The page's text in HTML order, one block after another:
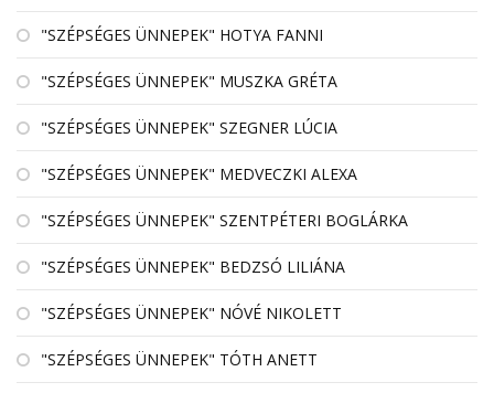
"SZÉPSÉGES ÜNNEPEK" HOTYA FANNI
"SZÉPSÉGES ÜNNEPEK" MUSZKA GRÉTA
"SZÉPSÉGES ÜNNEPEK" SZEGNER LÚCIA
"SZÉPSÉGES ÜNNEPEK" MEDVECZKI ALEXA
"SZÉPSÉGES ÜNNEPEK" SZENTPÉTERI BOGLÁRKA
"SZÉPSÉGES ÜNNEPEK" BEDZSÓ LILIÁNA
"SZÉPSÉGES ÜNNEPEK" NÓVÉ NIKOLETT
"SZÉPSÉGES ÜNNEPEK" TÓTH ANETT